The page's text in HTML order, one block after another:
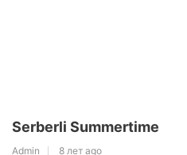
Serberli Summertime
Admin 8 лет ago